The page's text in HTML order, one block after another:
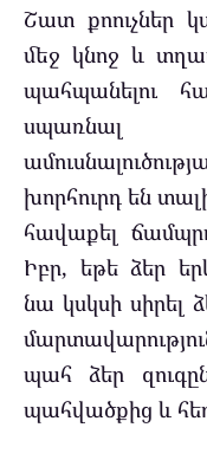
Շատ քոուչներ
մեջ կնոջ և
պահպանելու
սպառնալ
խորհուրդ են
հավաքել
Իբր, եթե ձեր
նա կսկսի սիրել
պահ ձեր
պահվածքից և